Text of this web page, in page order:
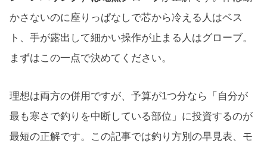
かさないのに座りっぱなしで芯から冷える人はベス
ト、手が露出して細かい操作が止まる人はグローブ。
まずはこの一点で決めてください。
理想は両方の併用ですが、予算が1つ分なら「自分が
最も寒さで釣りを中断している部位」に投資するのが
最短の正解です。この記事では釣り方別の早見表、モ